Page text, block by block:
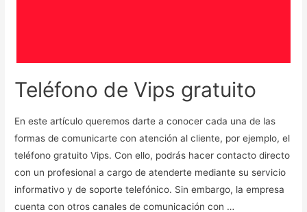
Teléfono de Vips gratuito
En este artículo queremos darte a conocer cada una de las
formas de comunicarte con atención al cliente, por ejemplo, el
teléfono gratuito Vips. Con ello, podrás hacer contacto directo
con un profesional a cargo de atenderte mediante su servicio
informativo y de soporte telefónico. Sin embargo, la empresa
cuenta con otros canales de comunicación con …